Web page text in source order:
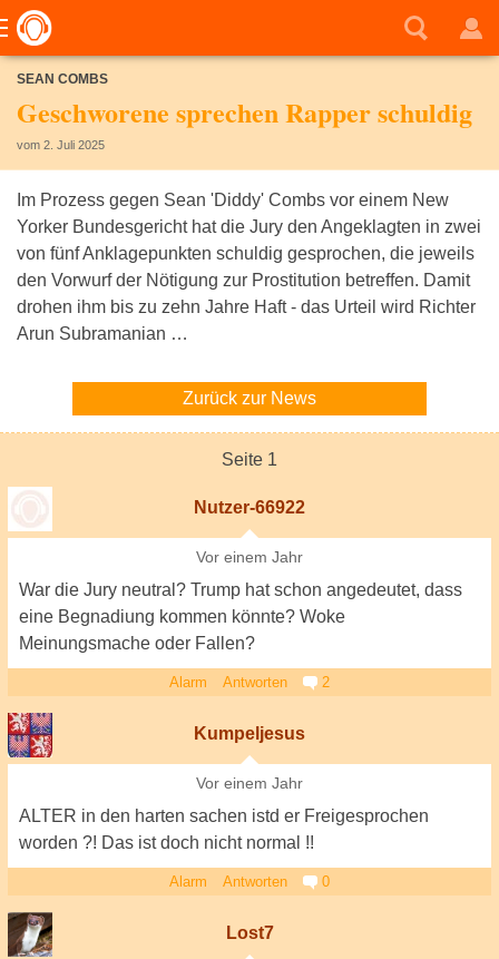
SEAN COMBS
Geschworene sprechen Rapper schuldig
vom 2. Juli 2025
Im Prozess gegen Sean 'Diddy' Combs vor einem New
Yorker Bundesgericht hat die Jury den Angeklagten in zwei
von fünf Anklagepunkten schuldig gesprochen, die jeweils
den Vorwurf der Nötigung zur Prostitution betreffen. Damit
drohen ihm bis zu zehn Jahre Haft - das Urteil wird Richter
Arun Subramanian …
Zurück zur News
Seite 1
Nutzer-66922
Vor einem Jahr
War die Jury neutral? Trump hat schon angedeutet, dass
eine Begnadiung kommen könnte? Woke
Meinungsmache oder Fallen?
Alarm Antworten 2
Kumpeljesus
Vor einem Jahr
ALTER in den harten sachen istd er Freigesprochen
worden ?! Das ist doch nicht normal !!
Alarm Antworten 0
Lost7